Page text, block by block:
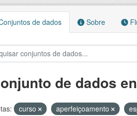
de dados Sobre
de dados
curso aperfeiçoamento